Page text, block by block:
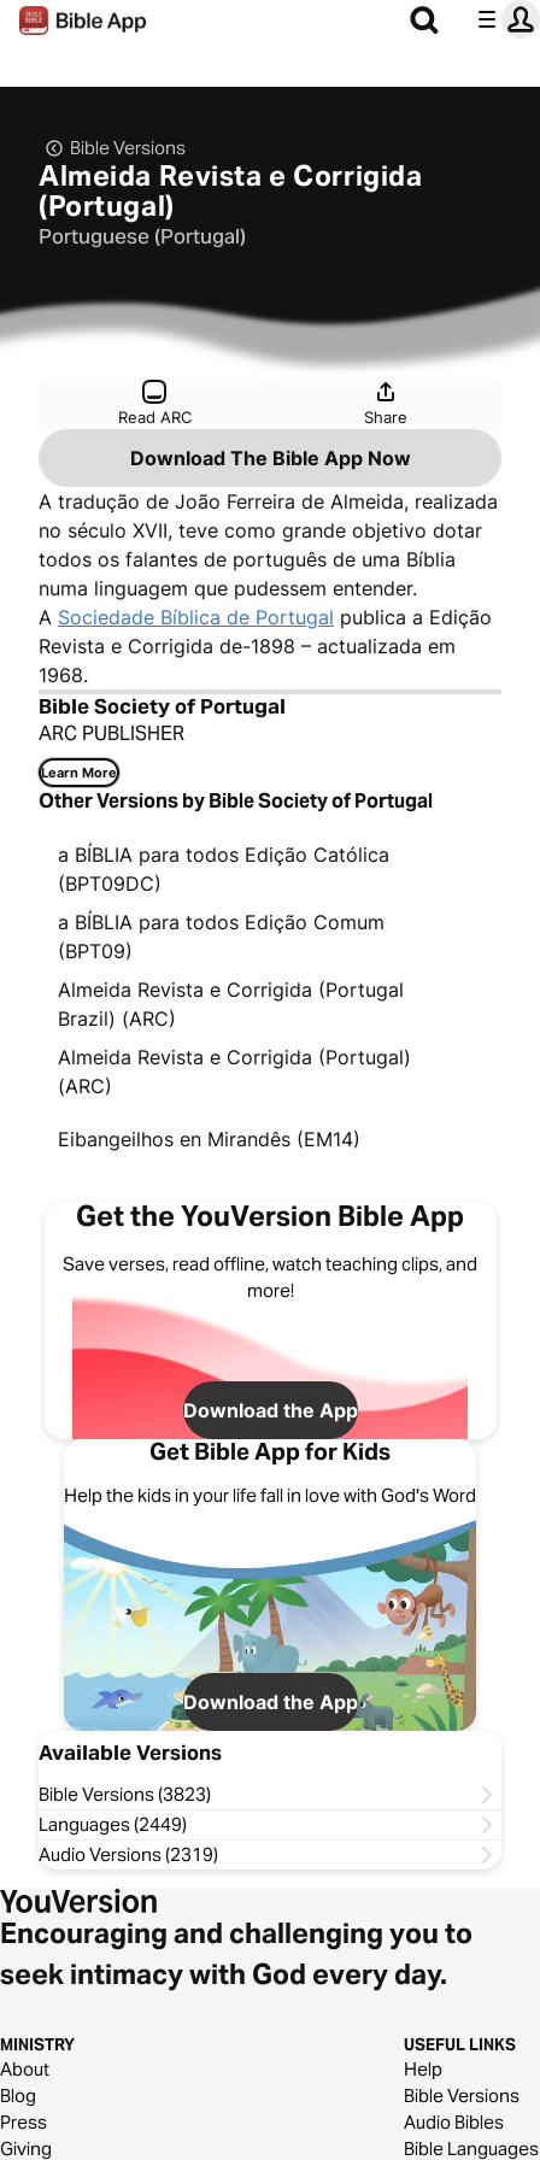
Bible Versions
Almeida Revista e Corrigida
(Portugal)
Portuguese (Portugal)
Read ARC Share
Download The Bible App Now
A tradução de João Ferreira de Almeida, realizada
no século XVII, teve como grande objetivo dotar
todos os falantes de português de uma Bíblia
numa linguagem que pudessem entender.
A Sociedade Bíblica de Portugal publica a Edição
Revista e Corrigida de-1898 – actualizada em
1968.
Bible Society of Portugal
ARC PUBLISHER
Learn More
Other Versions by Bible Society of Portugal
a BÍBLIA para todos Edição Católica
(BPT09DC)
a BÍBLIA para todos Edição Comum
(BPT09)
Almeida Revista e Corrigida (Portugal
Brazil) (ARC)
Almeida Revista e Corrigida (Portugal)
(ARC)
Eibangeilhos en Mirandês (EM14)
Get the YouVersion Bible App
Save verses, read offline, watch teaching clips, and
more!
Download the App
Get Bible App for Kids
Help the kids in your life fall in love with God's Word
Download the App
Available Versions
Bible Versions (3823)
Languages (2449)
Audio Versions (2319)
Encouraging and challenging you to
seek intimacy with God every day.
MINISTRY
About
Blog
Press
Giving
USEFUL LINKS
Help
Bible Versions
Audio Bibles
Bible Languages